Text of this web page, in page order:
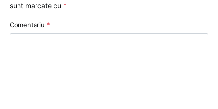
sunt marcate cu *
Comentariu *